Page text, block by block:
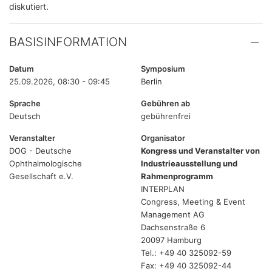
diskutiert.
BASISINFORMATION
Datum
25.09.2026, 08:30 - 09:45
Symposium
Berlin
Sprache
Deutsch
Gebühren ab
gebührenfrei
Veranstalter
DOG - Deutsche
Ophthalmologische
Gesellschaft e.V.
Organisator
Kongress und Veranstalter von
Industrieausstellung und
Rahmenprogramm
INTERPLAN
Congress, Meeting & Event
Management AG
Dachsenstraße 6
20097 Hamburg
Tel.: +49 40 325092-59
Fax: +49 40 325092-44